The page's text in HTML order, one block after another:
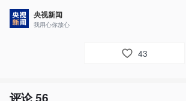
央视新闻
我用心你放心
43
评论56